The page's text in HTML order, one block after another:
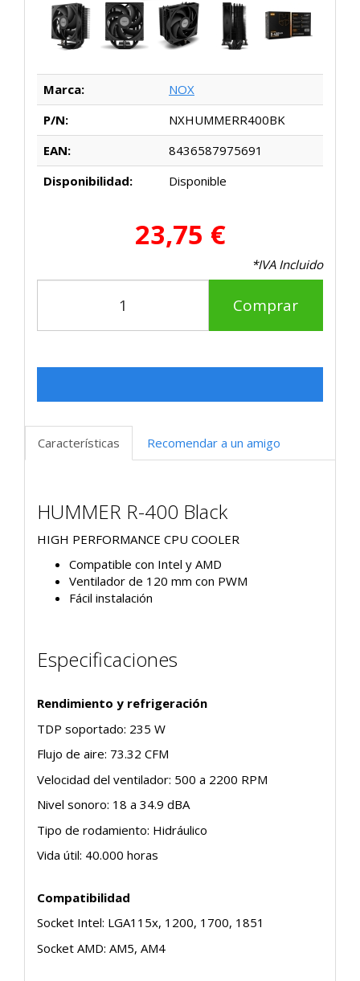
Marca:
NOX
P/N:
NXHUMMERR400BK
EAN:
8436587975691
Disponibilidad:
Disponible
23,75 €
*IVA Incluido
Comprar
Características Recomendar a un amigo
HUMMER R-400 Black
HIGH PERFORMANCE CPU COOLER
Compatible con Intel y AMD
Ventilador de 120 mm con PWM
Fácil instalación
Especificaciones
Rendimiento y refrigeración
TDP soportado: 235 W
Flujo de aire: 73.32 CFM
Velocidad del ventilador: 500 a 2200 RPM
Nivel sonoro: 18 a 34.9 dBA
Tipo de rodamiento: Hidráulico
Vida útil: 40.000 horas
Compatibilidad
Socket Intel: LGA115x, 1200, 1700, 1851
Socket AMD: AM5, AM4